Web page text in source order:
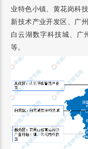
业特色小镇、黄花岗科
新技术产业开发区、广
白云湖数字科技城、广
等。